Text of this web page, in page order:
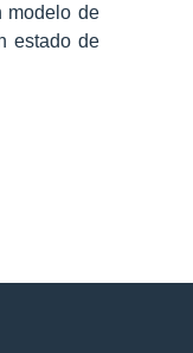
modelo de
estado de